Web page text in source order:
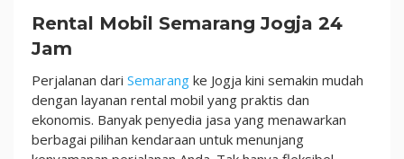
Rental Mobil Semarang Jogja 24
Jam
Perjalanan dari Semarang ke Jogja kini semakin mudah
dengan layanan rental mobil yang praktis dan
ekonomis. Banyak penyedia jasa yang menawarkan
berbagai pilihan kendaraan untuk menunjang